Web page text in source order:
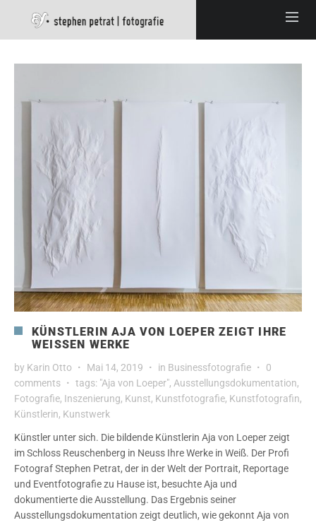
KÜNSTLERIN AJA VON LOEPER ZEIGT IHRE
WEISSEN WERKE
by Karin Otto Mai 14, 2019 in Businessfotografie
0
comments
tags: "Aja von Loeper", Ausstellungsdokumentation,
Fotografie, Inszenierung, Kunst, Kunstfotografie, Kunstfotografin,
Künstlerin, Kunstwerk
Künstler unter sich. Die bildende Künstlerin Aja von Loeper zeigt
im Schloss Reuschenberg in Neuss Ihre Werke in Weiß. Der Profi
Fotograf Stephen Petrat, der in der Welt der Portrait, Reportage
und Eventfotografie zu Hause ist, besuchte Aja und
dokumentierte die Ausstellung. Das Ergebnis seiner
Ausstellungsdokumentation zeigt deutlich, wie gekonnt Aja von